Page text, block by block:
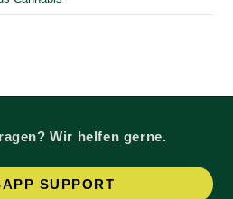
Wir helfen gerne.
SUPPORT